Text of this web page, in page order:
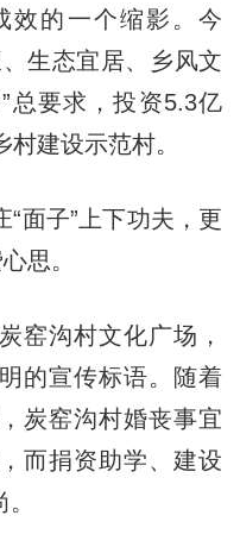
效的一个缩影。今
生态宜居、乡风文
总要求，投资5.3亿
建设示范村。
子”上下功夫，更
思。
沟村文化广场，
的宣传标语。随着
炭窑沟村婚丧事宜
而捐资助学、建设